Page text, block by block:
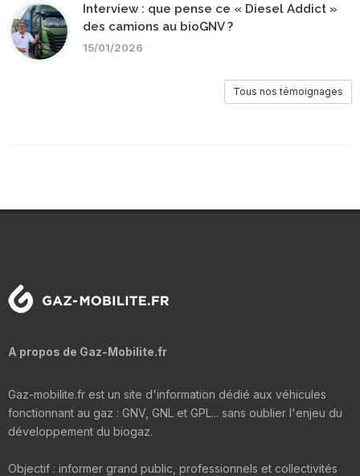
Interview : que pense ce « Diesel Addict »
des camions au bioGNV ?
15/01/2026
Tous nos témoignages
A propos de Gaz-Mobilite.fr
Gaz-mobilite.fr est un site d'information dédié aux véhicules
fonctionnant au gaz : GNV, GNL et GPL... sans oublier l'enjeu du
développement du biogaz.
Objectif : informer grand public, professionnels et collectivités